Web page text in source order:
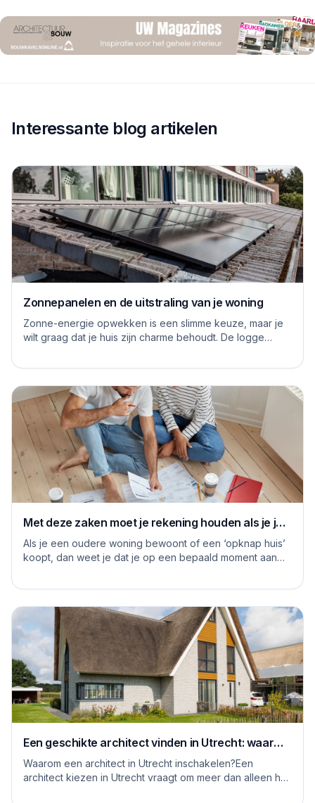
Interessante blog artikelen
Zonnepanelen en de uitstraling van je woning
Zonne-energie opwekken is een slimme keuze, maar je
wilt graag dat je huis zijn charme behoudt. De logge
Met deze zaken moet je rekening houden als je je
huis grondig gaat renoveren
Als je een oudere woning bewoont of een ‘opknap huis’
koopt, dan weet je dat je op een bepaald moment aan
Een geschikte architect vinden in Utrecht: waar
moet je op letten
Waarom een architect in Utrecht inschakelen?Een
architect kiezen in Utrecht vraagt om meer dan alleen het